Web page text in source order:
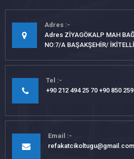
Adres
Adres ZİYAGÖKALP MAH
NO:7/A BAŞAKŞEHİR/
Tel
+90 212 494 25 70 +90 850
Email
refakatcikoltugu@gmail.com